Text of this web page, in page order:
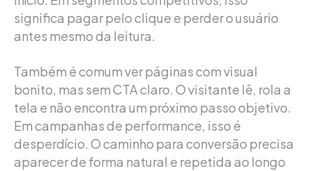
significa pagar pelo clique e perder o usuário
antes mesmo da leitura.
Também é comum ver páginas com visual
bonito, mas sem CTA claro. O visitante lê, rola a
tela e não encontra um próximo passo objetivo.
Em campanhas de performance, isso é
desperdício. O caminho para conversão precisa
aparecer de forma natural e repetida ao longo